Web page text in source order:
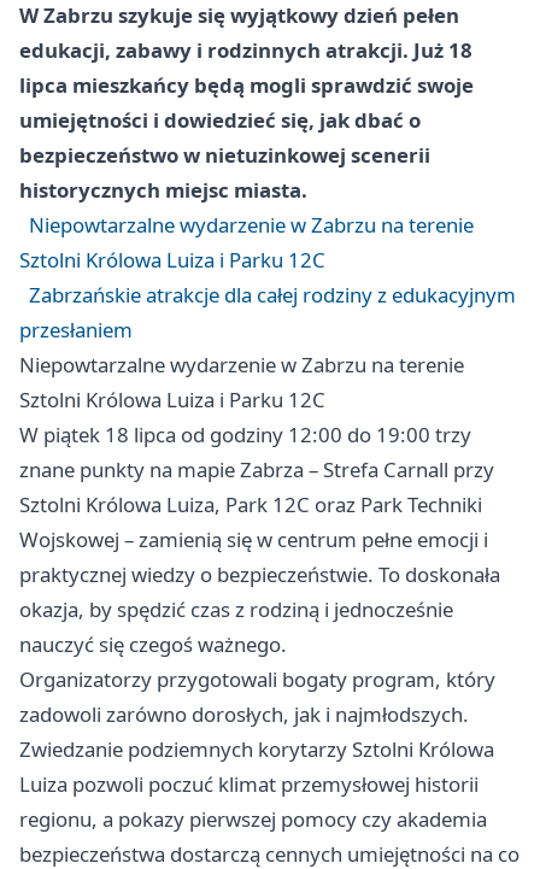
W Zabrzu szykuje się wyjątkowy dzień pełen
edukacji, zabawy i rodzinnych atrakcji. Już 18
lipca mieszkańcy będą mogli sprawdzić swoje
umiejętności i dowiedzieć się, jak dbać o
bezpieczeństwo w nietuzinkowej scenerii
historycznych miejsc miasta.
Niepowtarzalne wydarzenie w Zabrzu na terenie
Sztolni Królowa Luiza i Parku 12C
Zabrzańskie atrakcje dla całej rodziny z edukacyjnym
przesłaniem
Niepowtarzalne wydarzenie w Zabrzu na terenie
Sztolni Królowa Luiza i Parku 12C
W piątek 18 lipca od godziny 12:00 do 19:00 trzy
znane punkty na mapie Zabrza – Strefa Carnall przy
Sztolni Królowa Luiza, Park 12C oraz Park Techniki
Wojskowej – zamienią się w centrum pełne emocji i
praktycznej wiedzy o bezpieczeństwie. To doskonała
okazja, by spędzić czas z rodziną i jednocześnie
nauczyć się czegoś ważnego.
Organizatorzy przygotowali bogaty program, który
zadowoli zarówno dorosłych, jak i najmłodszych.
Zwiedzanie podziemnych korytarzy Sztolni Królowa
Luiza pozwoli poczuć klimat przemysłowej historii
regionu, a pokazy pierwszej pomocy czy akademia
bezpieczeństwa dostarczą cennych umiejętności na co